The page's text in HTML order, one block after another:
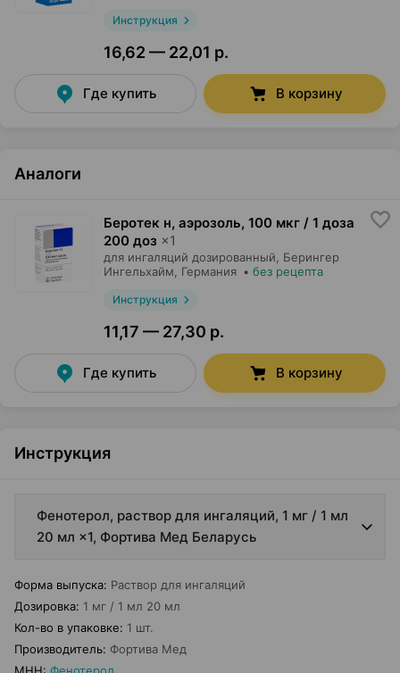
Инструкция
16,62 — 22,01 р.
Где купить В корзину
Аналоги
Беротек н, аэрозоль, 100 мкг / 1 доза
200 доз ×1
для ингаляций дозированный,
Берингер
Ингельхайм , Германия • без рецепта
Инструкция
11,17 — 27,30 р.
Где купить В корзину
Инструкция
Фенотерол, раствор для ингаляций, 1 мг / 1 мл
20 мл ×1, Фортива Мед Беларусь
Форма выпуска: Раствор для ингаляций
Дозировка: 1 мг / 1 мл 20 мл
Кол-во в упаковке: 1 шт.
Производитель: Фортива Мед